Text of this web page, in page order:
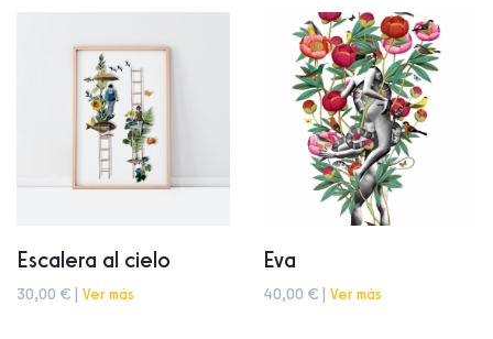
Escalera al cielo
30,00 € | Ver más
Eva
40,00 € | Ver más